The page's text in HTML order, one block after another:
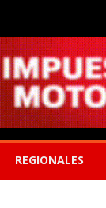
REGIONALES